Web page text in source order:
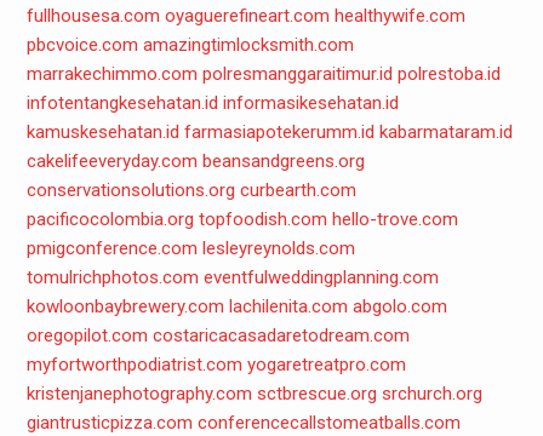
fullhousesa.com oyaguerefineart.com healthywife.com
pbcvoice.com amazingtimlocksmith.com
marrakechimmo.com polresmanggaraitimur.id polrestoba.id
infotentangkesehatan.id informasikesehatan.id
kamuskesehatan.id farmasiapotekerumm.id kabarmataram.id
cakelifeeveryday.com beansandgreens.org
conservationsolutions.org curbearth.com
pacificocolombia.org topfoodish.com hello-trove.com
pmigconference.com lesleyreynolds.com
tomulrichphotos.com eventfulweddingplanning.com
kowloonbaybrewery.com lachilenita.com abgolo.com
oregopilot.com costaricacasadaretodream.com
myfortworthpodiatrist.com yogaretreatpro.com
kristenjanephotography.com sctbrescue.org srchurch.org
giantrusticpizza.com conferencecallstomeatballs.com